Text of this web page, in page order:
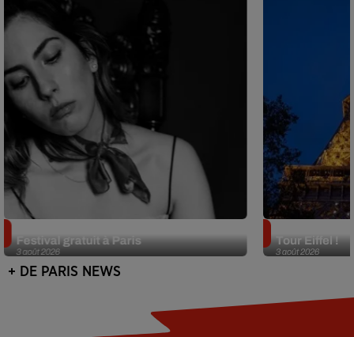
3 août 2026
Festival gratuit à Paris
3 août 2026
Tour Eiffel !
+ DE PARIS NEWS